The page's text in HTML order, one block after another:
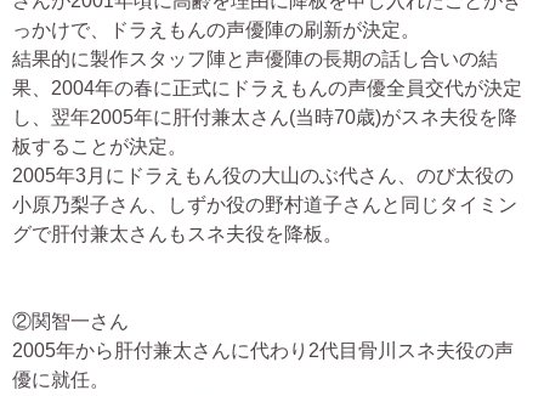
っかけで、ドラえもんの声優陣の刷新が決定。
結果的に製作スタッフ陣と声優陣の長期の話し合いの結
果、2004年の春に正式にドラえもんの声優全員交代が決定
し、翌年2005年に肝付兼太さん(当時70歳)がスネ夫役を降
板することが決定。
2005年3月にドラえもん役の大山のぶ代さん、のび太役の
小原乃梨子さん、しずか役の野村道子さんと同じタイミン
グで肝付兼太さんもスネ夫役を降板。
②関智一さん
2005年から肝付兼太さんに代わり2代目骨川スネ夫役の声
優に就任。